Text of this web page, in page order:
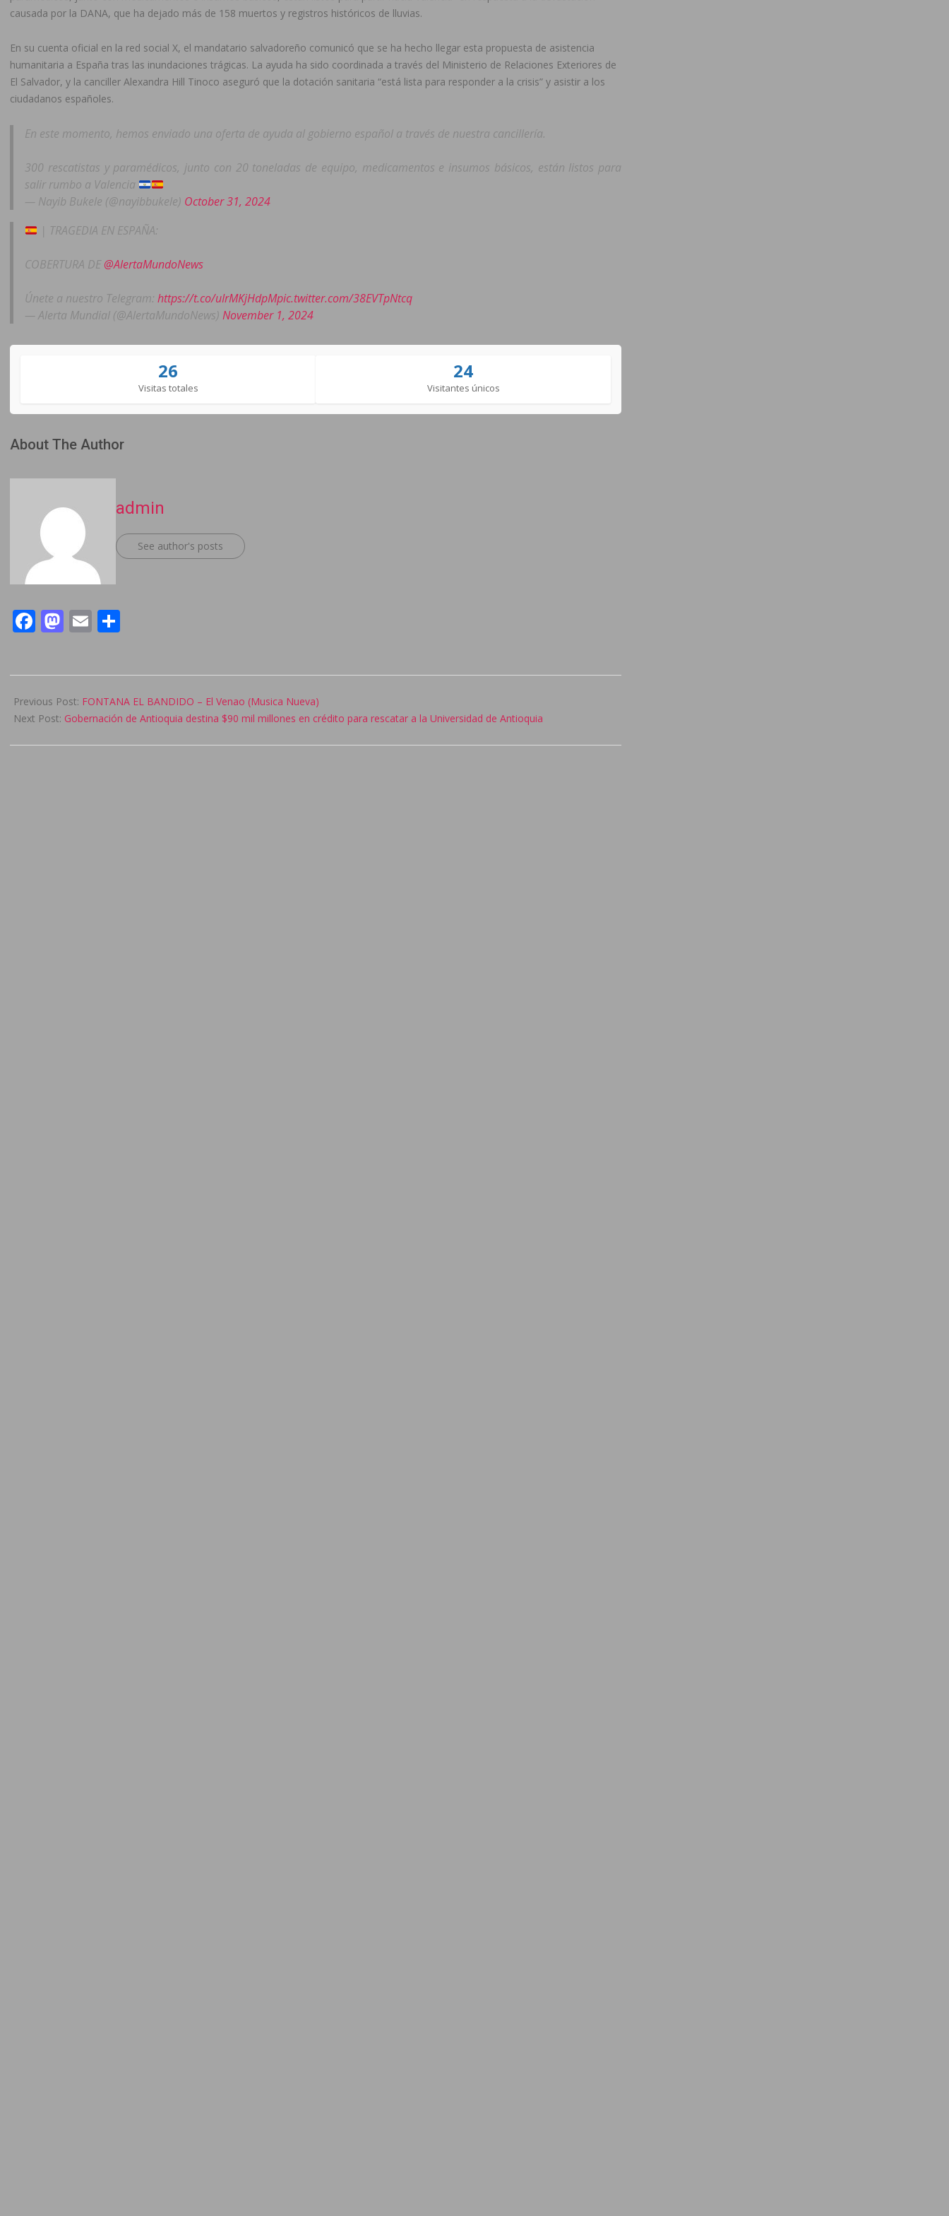
causada por la DANA, que ha dejado más de 158 muertos y registros históricos de lluvias.
En su cuenta oficial en la red social X, el mandatario salvadoreño comunicó que se ha hecho llegar esta propuesta de asistencia
humanitaria a España tras las inundaciones trágicas. La ayuda ha sido coordinada a través del Ministerio de Relaciones Exteriores de
El Salvador, y la canciller Alexandra Hill Tinoco aseguró que la dotación sanitaria “está lista para responder a la crisis” y asistir a los
ciudadanos españoles.
En este momento, hemos enviado una oferta de ayuda al gobierno español a través de nuestra cancillería.
300 rescatistas y paramédicos, junto con 20 toneladas de equipo, medicamentos e insumos básicos, están listos para
salir rumbo a Valencia
— Nayib Bukele (@nayibbukele) October 31, 2024
| TRAGEDIA EN ESPAÑA:
COBERTURA DE @AlertaMundoNews
Únete a nuestro Telegram: https://t.co/uIrMKjHdpMpic.twitter.com/38EVTpNtcq
— Alerta Mundial (@AlertaMundoNews) November 1, 2024
26
Visitas totales
24
Visitantes únicos
About The Author
admin
See author's posts
Facebook
Mastodon
Email
11-
01
Previous Post: FONTANA EL BANDIDO – El Venao (Musica Nueva)
Next Post: Gobernación de Antioquia destina $90 mil millones en crédito para rescatar a la Universidad de Antioquia